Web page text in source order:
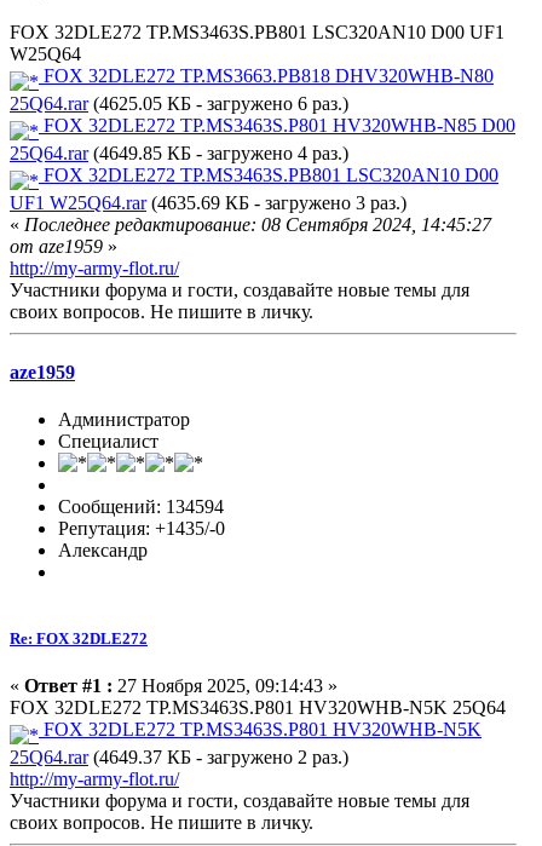
FOX 32DLE272 TP.MS3463S.PB801 LSC320AN10 D00 UF1
W25Q64
FOX 32DLE272 TP.MS3663.PB818 DHV320WHB-N80
25Q64.rar(4625.05 КБ - загружено 6 раз.)
FOX 32DLE272 TP.MS3463S.P801 HV320WHB-N85 D00
25Q64.rar(4649.85 КБ - загружено 4 раз.)
FOX 32DLE272 TP.MS3463S.PB801 LSC320AN10 D00
UF1 W25Q64.rar(4635.69 КБ - загружено 3 раз.)
« Последнее редактирование: 08 Сентября 2024, 14:45:27
от aze1959 »
http://my-army-flot.ru/
Участники форума и гости, создавайте новые темы для
своих вопросов. Не пишите в личку.
aze1959
Администратор
Специалист
Сообщений: 134594
Репутация: +1435/-0
Александр
Re: FOX 32DLE272
« Ответ #1 : 27 Ноября 2025, 09:14:43 »
FOX 32DLE272 TP.MS3463S.P801 HV320WHB-N5K 25Q64
FOX 32DLE272 TP.MS3463S.P801 HV320WHB-N5K
25Q64.rar(4649.37 КБ - загружено 2 раз.)
http://my-army-flot.ru/
Участники форума и гости, создавайте новые темы для
своих вопросов. Не пишите в личку.